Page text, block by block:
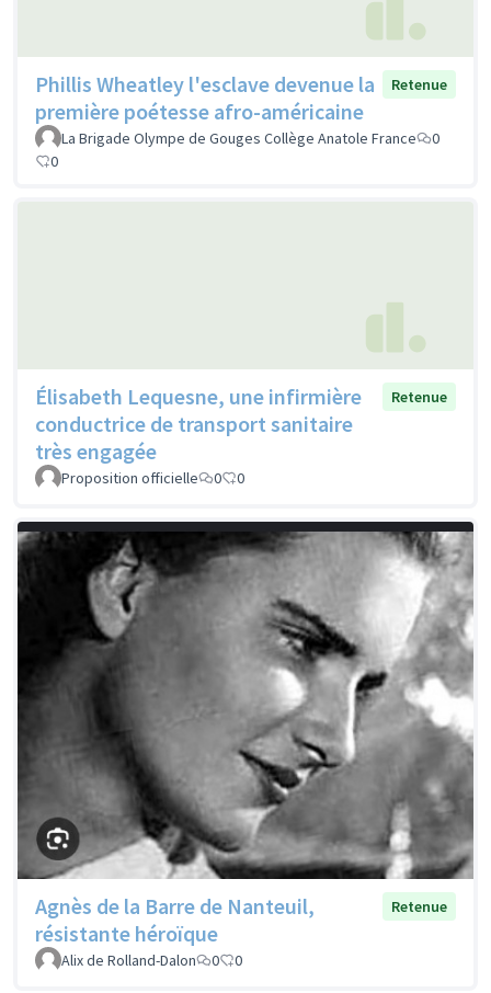
Phillis Wheatley l'esclave devenue la
première poétesse afro-américaine
Retenue
La Brigade Olympe de Gouges Collège Anatole France
0
0
Élisabeth Lequesne, une infirmière
conductrice de transport sanitaire
très engagée
Retenue
Proposition officielle 0 0
Agnès de la Barre de Nanteuil,
résistante héroïque
Retenue
Alix de Rolland-Dalon 0 0